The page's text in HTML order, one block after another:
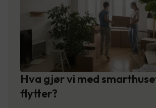
Hva gjør vi med
flytter?